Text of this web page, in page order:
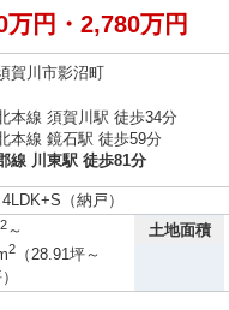
万円・2,780万円
賀川市影沼町
本線 須賀川駅 徒歩34分
本線 鏡石駅 徒歩59分
線 川東駅 徒歩81分
（納戸）
2～
2
（28.91坪～
土地面積